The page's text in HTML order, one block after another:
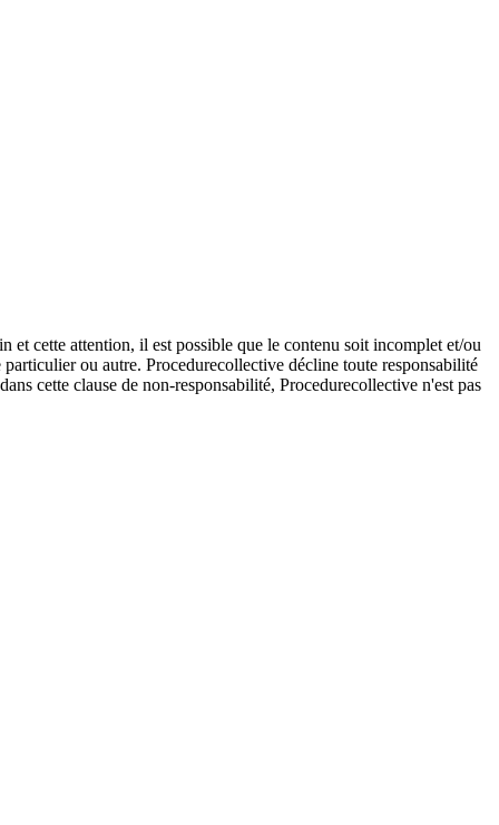
et cette attention, il est possible que le contenu soit incomplet et/ou
ou autre. Procedurecollective décline toute responsabilité
cette clause de non-responsabilité, Procedurecollective n'est pas